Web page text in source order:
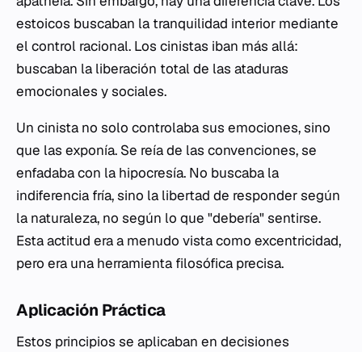
estoicos buscaban la tranquilidad interior mediante
el control racional. Los cinistas iban más allá:
buscaban la liberación total de las ataduras
emocionales y sociales.
Un cinista no solo controlaba sus emociones, sino
que las exponía. Se reía de las convenciones, se
enfadaba con la hipocresía. No buscaba la
indiferencia fría, sino la libertad de responder según
la naturaleza, no según lo que "debería" sentirse.
Esta actitud era a menudo vista como excentricidad,
pero era una herramienta filosófica precisa.
Aplicación Práctica
Estos principios se aplicaban en decisiones